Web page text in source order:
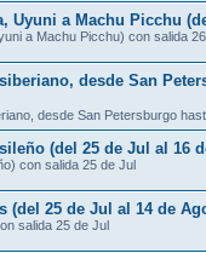
Uyuni a Machu Picchu
a Machu Picchu) con salida
desde San
desde San Petersburgo
(del 25 de Jul al 16
con salida 25 de Jul
(del 25 de Jul al 14 de
salida 25 de Jul